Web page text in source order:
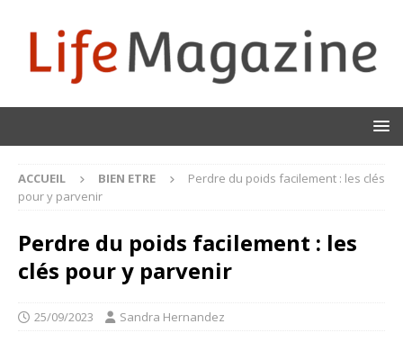
ACCUEIL BIEN ETRE
Perdre du poids facilement : les clés
pour y parvenir
Perdre du poids facilement : les
clés pour y parvenir
25/09/2023 Sandra Hernandez